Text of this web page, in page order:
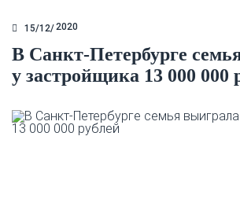
15/12 2020
В Санкт-Петербурге
у застройщика 13 000 000